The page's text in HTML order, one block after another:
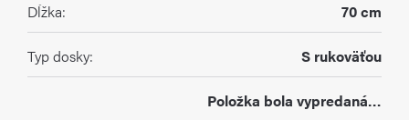
Dĺžka: 70 cm
Typ dosky: S rukoväťou
Položka bola vypredaná…